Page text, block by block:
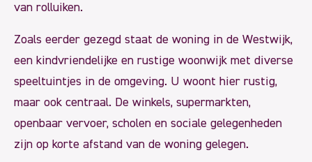
van rolluiken.
Zoals eerder gezegd staat de woning in de Westwijk,
een kindvriendelijke en rustige woonwijk met diverse
speeltuintjes in de omgeving. U woont hier rustig,
maar ook centraal. De winkels, supermarkten,
openbaar vervoer, scholen en sociale gelegenheden
zijn op korte afstand van de woning gelegen.